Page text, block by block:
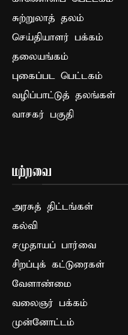
சுற்றுலாத் தலம்
செய்தியாளர் பக்கம்
தலையங்கம்
புகைப்பட பெட்டகம்
வழிப்பாட்டுத் தலங்கள்
வாசகர் பகுதி
மற்றவை
அரசுத் திட்டங்கள்
கல்வி
சமுதாயப் பார்வை
சிறப்புக் கட்டுரைகள்
வேளாண்மை
வலைஞர் பக்கம்
முன்னோட்டம்